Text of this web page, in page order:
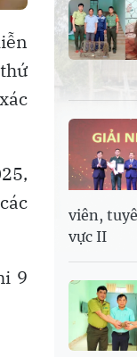
9
viên,
vực II